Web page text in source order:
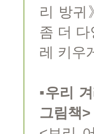
리 방귀
좀 더
레 키우
▪우리
그림책>